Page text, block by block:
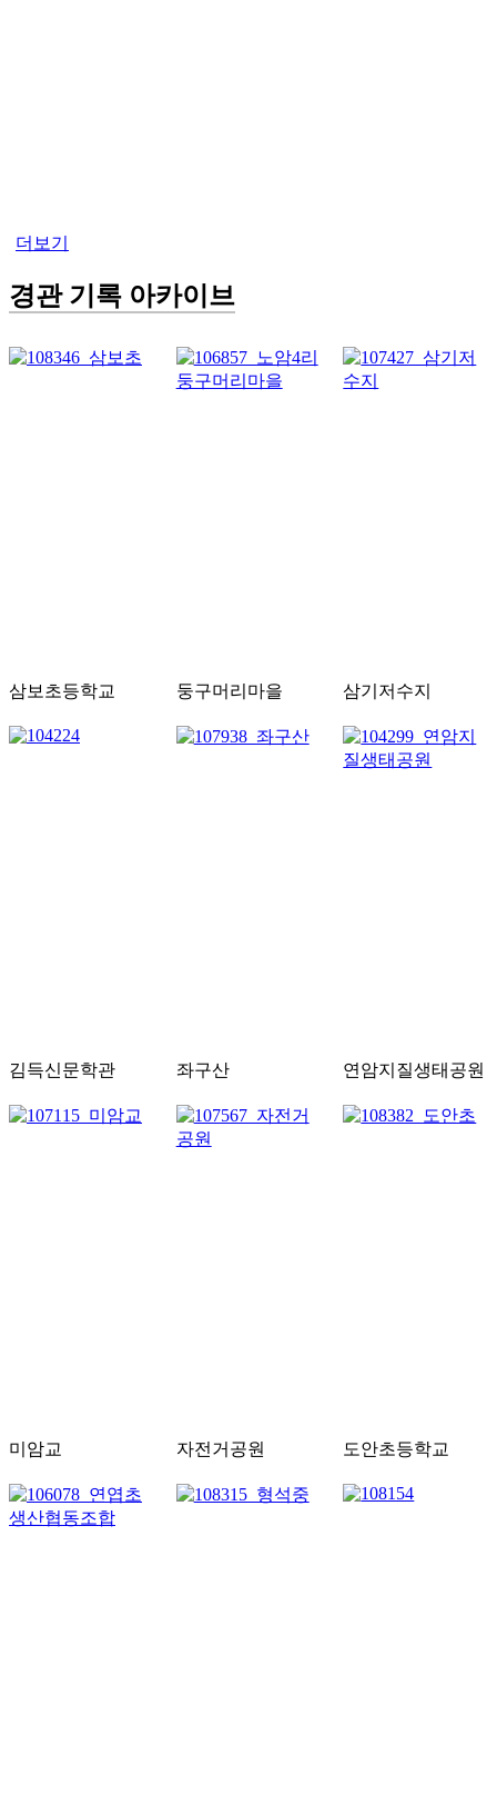
더보기
경관 기록 아카이브
삼보초등학교 둥구머리마을 삼기저수지
김득신문학관 좌구산 연암지질생태공원
미암교 자전거공원 도안초등학교